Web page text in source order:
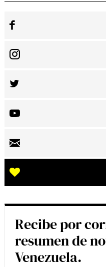
Recibe por
resumen de
Venezuela.